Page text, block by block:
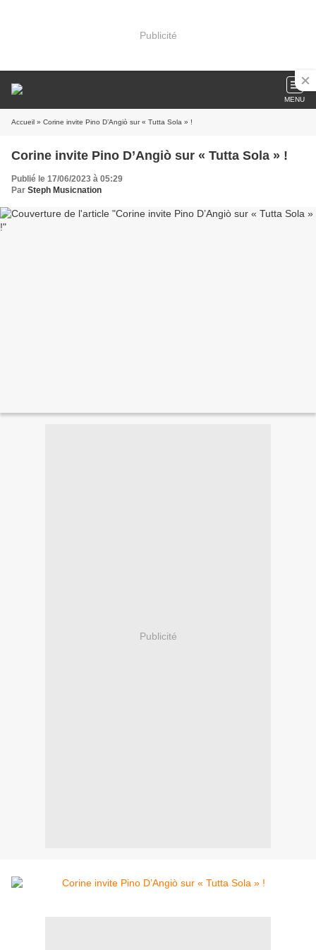
Publicité
MENU
Accueil » Corine invite Pino D’Angiò sur « Tutta Sola » !
Corine invite Pino D’Angiò sur « Tutta Sola » !
Publié le 17/06/2023 à 05:29
Par Steph Musicnation
Publicité